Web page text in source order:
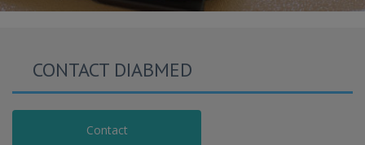
CONTACT DIABMED
Contact